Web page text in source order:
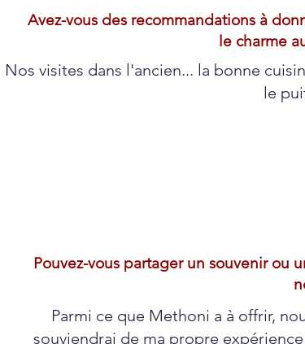
Avez-vous des recommandations à
le charme
Nos visites dans l'ancien... la bonne
le
Pouvez-vous partager un souvenir
Parmi ce que Methoni a à offrir,
souviendrai de ma propre